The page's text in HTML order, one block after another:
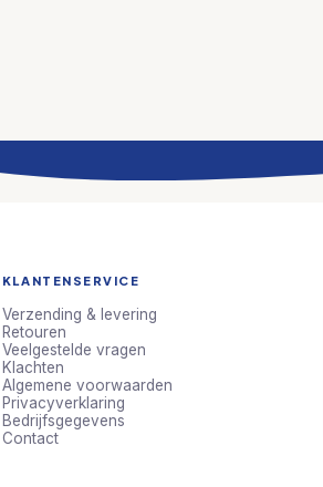
KLANTENSERVICE
Verzending & levering
Retouren
Veelgestelde vragen
Klachten
Algemene voorwaarden
Privacyverklaring
Bedrijfsgegevens
Contact